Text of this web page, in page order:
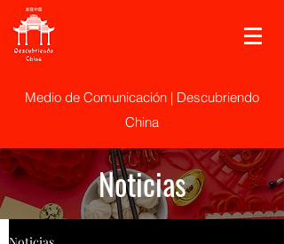
Medio de Comunicación | Descubriendo
China
Noticias